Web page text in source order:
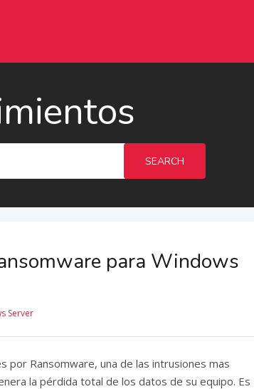
SEARCH
para Windows
Server
por Ransomware, una de las intrusiones mas
la pérdida total de los datos de su equipo. Es